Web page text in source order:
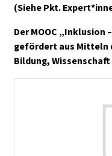
(Siehe Pkt.
Der MOOC „Inklusion
gefördert aus Mitteln
Bildung,